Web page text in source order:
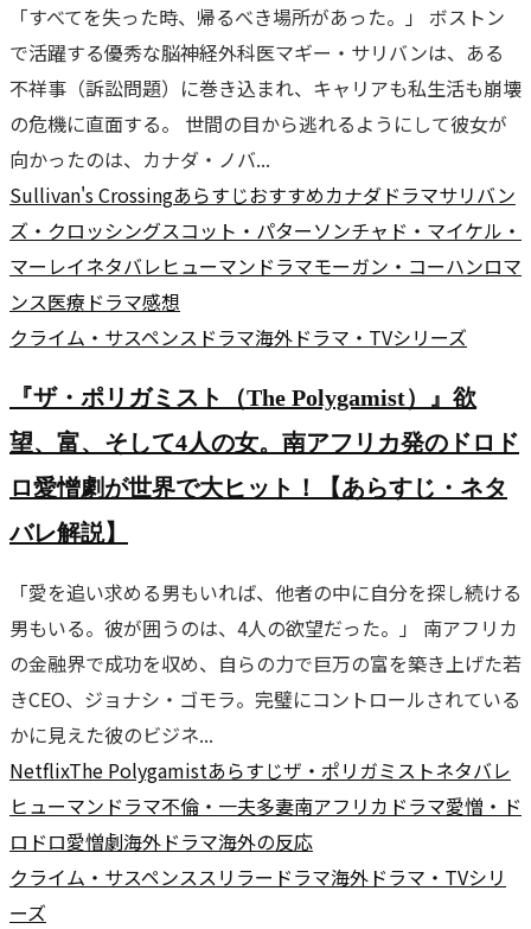
「すべてを失った時、帰るべき場所があった。」 ボストン
で活躍する優秀な脳神経外科医マギー・サリバンは、ある
不祥事（訴訟問題）に巻き込まれ、キャリアも私生活も崩壊
の危機に直面する。 世間の目から逃れるようにして彼女が
向かったのは、カナダ・ノバ...
Sullivan's Crossingあらすじおすすめカナダドラマサリバン
ズ・クロッシングスコット・パターソンチャド・マイケル・
マーレイネタバレヒューマンドラマモーガン・コーハンロマ
ンス医療ドラマ感想
クライム・サスペンス ドラマ海外ドラマ・TVシリーズ
『ザ・ポリガミスト（The Polygamist）』欲
望、富、そして4人の女。南アフリカ発のドロド
ロ愛憎劇が世界で大ヒット！【あらすじ・ネタ
バレ解説】
「愛を追い求める男もいれば、他者の中に自分を探し続ける
男もいる。彼が囲うのは、4人の欲望だった。」 南アフリカ
の金融界で成功を収め、自らの力で巨万の富を築き上げた若
きCEO、ジョナシ・ゴモラ。完璧にコントロールされている
かに見えた彼のビジネ...
NetflixThe Polygamistあらすじザ・ポリガミストネタバレ
ヒューマンドラマ不倫・一夫多妻南アフリカドラマ愛憎・ド
ロドロ愛憎劇海外ドラマ海外の反応
クライム・サスペンススリラー ドラマ海外ドラマ・TVシリ
ーズ